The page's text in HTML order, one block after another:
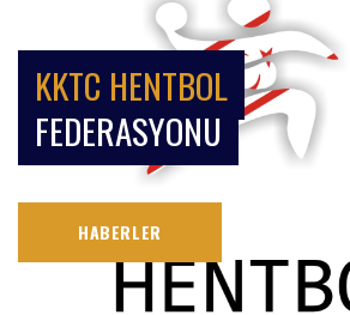
KKTC HENTBOL
FEDERASYONU
HABERLER